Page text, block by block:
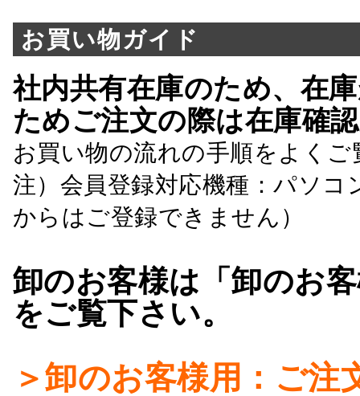
お買い物ガイド
社内共有在庫のため、在
ためご注文の際は在庫確
お買い物の流れの手順をよくご
注）会員登録対応機種：パソ
からはご登録できません）
卸のお客様は「卸のお
をご覧下さい。
＞卸のお客様用：ご注